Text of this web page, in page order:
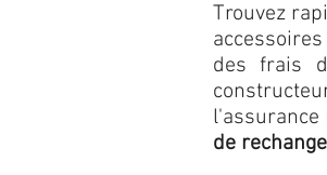
Trouvez
des frais
de rechange